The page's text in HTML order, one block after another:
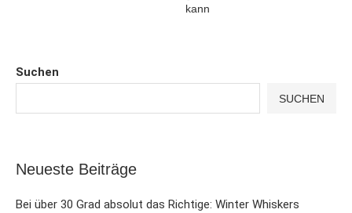
Suchen
SUCHEN
Neueste Beiträge
Bei über 30 Grad absolut das Richtige: Winter Whiskers
kann